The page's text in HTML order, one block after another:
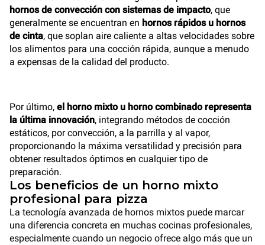
hornos de convección con sistemas de impacto, que
generalmente se encuentran en hornos rápidos u hornos
de cinta, que soplan aire caliente a altas velocidades sobre
los alimentos para una cocción rápida, aunque a menudo
a expensas de la calidad del producto.
Por último, el horno mixto u horno combinado representa
la última innovación, integrando métodos de cocción
estáticos, por convección, a la parrilla y al vapor,
proporcionando la máxima versatilidad y precisión para
obtener resultados óptimos en cualquier tipo de
preparación.
Los beneficios de un horno mixto
profesional para pizza
La tecnología avanzada de hornos mixtos puede marcar
una diferencia concreta en muchas cocinas profesionales,
especialmente cuando un negocio ofrece algo más que un